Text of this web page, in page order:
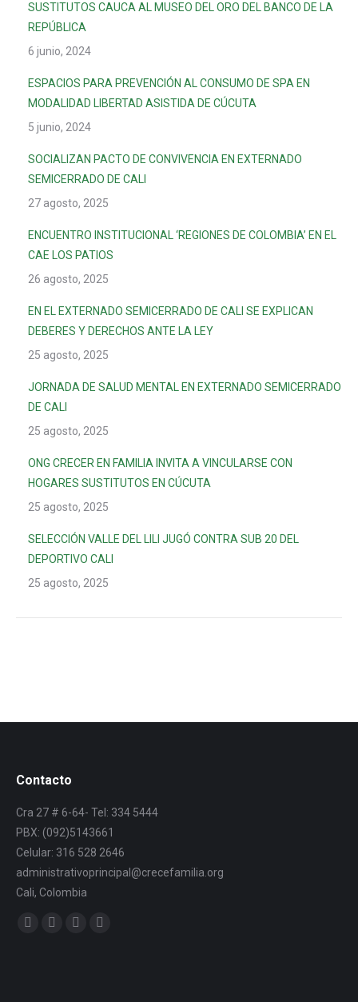
SUSTITUTOS CAUCA AL MUSEO DEL ORO DEL BANCO DE LA
REPÚBLICA
6 junio, 2024
ESPACIOS PARA PREVENCIÓN AL CONSUMO DE SPA EN
MODALIDAD LIBERTAD ASISTIDA DE CÚCUTA
5 junio, 2024
SOCIALIZAN PACTO DE CONVIVENCIA EN EXTERNADO
SEMICERRADO DE CALI
27 agosto, 2025
ENCUENTRO INSTITUCIONAL ‘REGIONES DE COLOMBIA’ EN EL
CAE LOS PATIOS
26 agosto, 2025
EN EL EXTERNADO SEMICERRADO DE CALI SE EXPLICAN
DEBERES Y DERECHOS ANTE LA LEY
25 agosto, 2025
JORNADA DE SALUD MENTAL EN EXTERNADO SEMICERRADO
DE CALI
25 agosto, 2025
ONG CRECER EN FAMILIA INVITA A VINCULARSE CON
HOGARES SUSTITUTOS EN CÚCUTA
25 agosto, 2025
SELECCIÓN VALLE DEL LILI JUGÓ CONTRA SUB 20 DEL
DEPORTIVO CALI
25 agosto, 2025
Contacto
Cra 27 # 6-64- Tel: 334 5444
PBX: (092)5143661
Celular: 316 528 2646
administrativoprincipal@crecefamilia.org
Cali, Colombia
Find us on: